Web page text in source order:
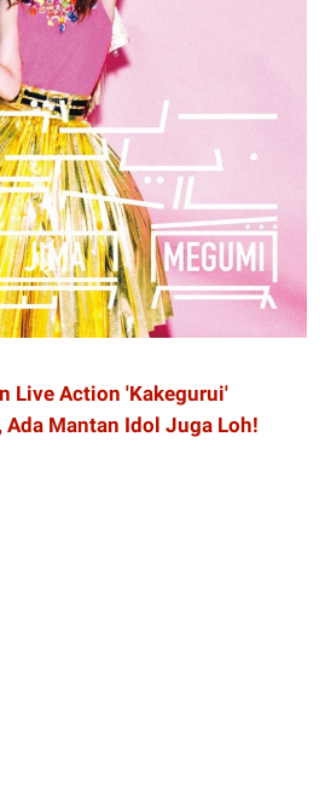
Live Action 'Kakegurui'
Mantan Idol Juga Loh!